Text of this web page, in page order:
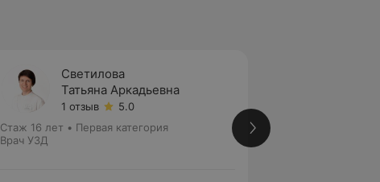
Светилова
Татьяна Аркадьевна
1 отзыв
5.0
Стаж 16 лет • Первая категория
Врач УЗД